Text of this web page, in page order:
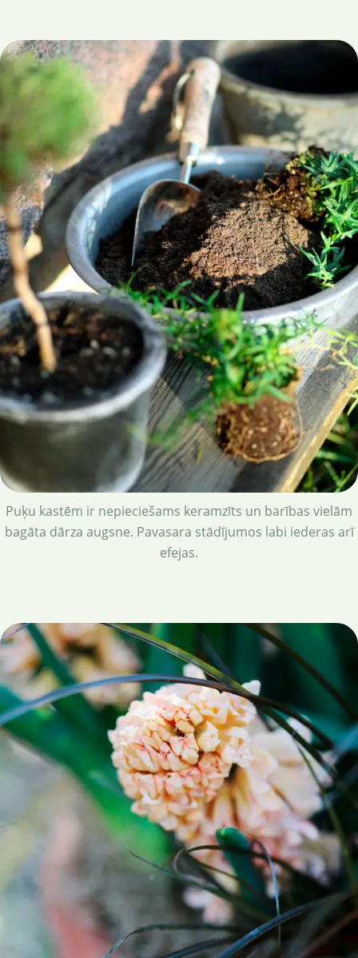
Puķu kastēm ir nepieciešams keramzīts un barības vielām
bagāta dārza augsne. Pavasara stādījumos labi iederas arī
efejas.